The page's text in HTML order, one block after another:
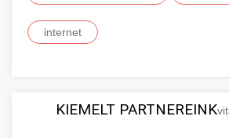
internet
KIEMELT PARTNEREINK